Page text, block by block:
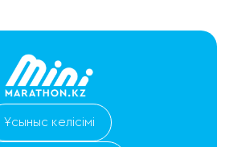
Ұсыныс келісімі